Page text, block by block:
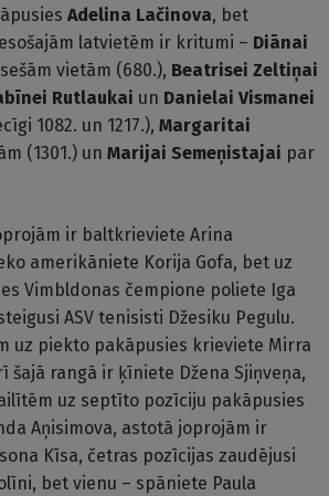
Adelina Lačinova, bet
latvietēm ir kritumi – Diānai
vietām (680.), Beatrisei Zeltiņai
Rutlaukai un Danielai Vismanei
1082. un 1217.), Margaritai
(1301.) un Marijai Semeņistajai par
ir baltkrieviete Arina
amerikāniete Korija Gofa, bet uz
Vimbldonas čempione poliete Iga
ASV tenisisti Džesiku Pegulu.
uz piekto pakāpusies krieviete Mirra
šajā rangā ir ķīniete Džena Sjiņveņa,
uz septīto pozīciju pakāpusies
Aņisimova, astotā joprojām ir
Kīsa, četras pozīcijas zaudējusi
bet vienu – spāniete Paula